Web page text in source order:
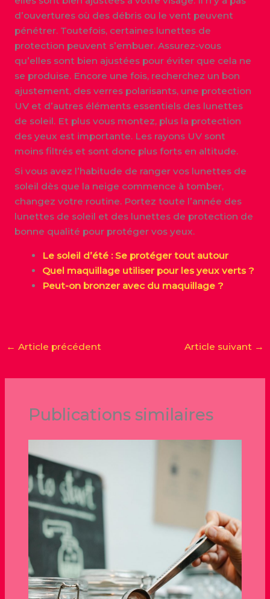
d’ouvertures où des débris ou le vent peuvent
pénétrer. Toutefois, certaines lunettes de
protection peuvent s’embuer. Assurez-vous
qu’elles sont bien ajustées pour éviter que cela ne
se produise. Encore une fois, recherchez un bon
ajustement, des verres polarisants, une protection
UV et d’autres éléments essentiels des lunettes
de soleil. Et plus vous montez, plus la protection
des yeux est importante. Les rayons UV sont
moins filtrés et sont donc plus forts en altitude.
Si vous avez l’habitude de ranger vos lunettes de
soleil dès que la neige commence à tomber,
changez votre routine. Portez toute l’année des
lunettes de soleil et des lunettes de protection de
bonne qualité pour protéger vos yeux.
Le soleil d’été : Se protéger tout autour
Quel maquillage utiliser pour les yeux verts ?
Peut-on bronzer avec du maquillage ?
← Article précédent Article suivant →
Publications similaires